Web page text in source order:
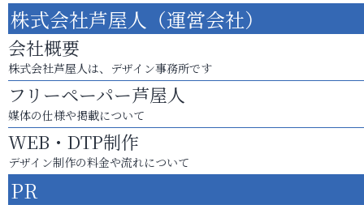
株式会社芦屋人（運営会社）
会社概要
株式会社芦屋人は、デザイン事務所です
フリーペーパー芦屋人
媒体の仕様や掲載について
WEB・DTP制作
デザイン制作の料金や流れについて
PR